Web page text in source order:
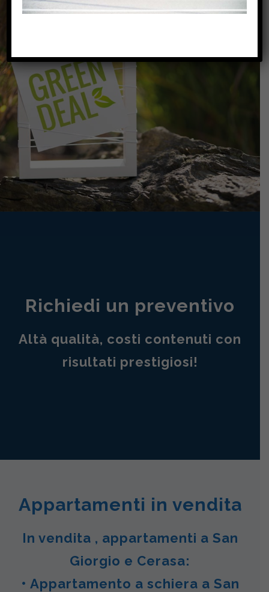
Richiedi un preventivo
Altà qualità, costi contenuti con
risultati prestigiosi!
Appartamenti in vendita
In vendita , appartamenti a San
Giorgio e Cerasa:
• Appartamento a schiera a San